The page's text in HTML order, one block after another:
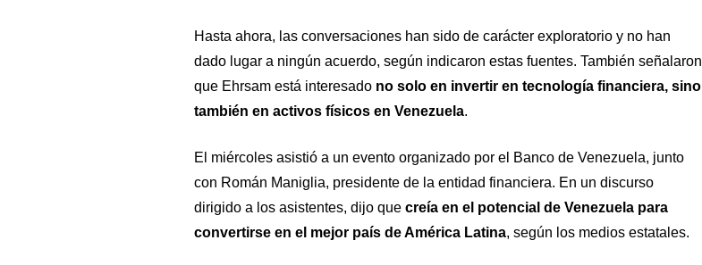
Hasta ahora, las conversaciones han sido de carácter exploratorio y no han
dado lugar a ningún acuerdo, según indicaron estas fuentes. También señalaron
que Ehrsam está interesado no solo en invertir en tecnología financiera, sino
también en activos físicos en Venezuela.
El miércoles asistió a un evento organizado por el Banco de Venezuela, junto
con Román Maniglia, presidente de la entidad financiera. En un discurso
dirigido a los asistentes, dijo que creía en el potencial de Venezuela para
convertirse en el mejor país de América Latina, según los medios estatales.